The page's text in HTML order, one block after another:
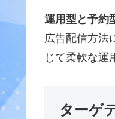
運用型と予約
広告配信方法
じて柔軟な運
ターゲ